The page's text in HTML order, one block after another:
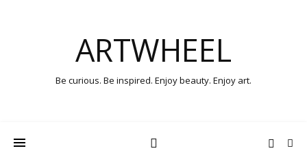
ARTWHEEL
Be curious. Be inspired. Enjoy beauty. Enjoy art.